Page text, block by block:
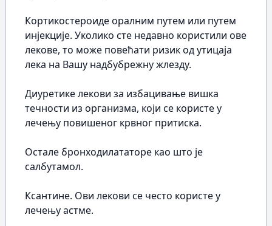
Кортикостероиде оралним путем или путем
инјекције. Уколико сте недавно користили ове
лекове, то може повећати ризик од утицаја
лека на Вашу надбубрежну жлезду.
Диуретике лекови за избацивање вишка
течности из организма, који се користе у
лечењу повишеног крвног притиска.
Остале бронходилататоре као што је
салбутамол.
Ксантине. Ови лекови се често користе у
лечењу астме.